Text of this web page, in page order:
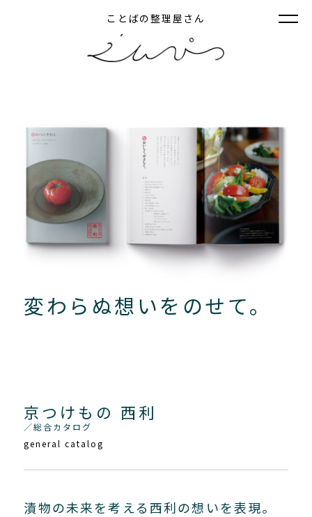
ことばの整理屋さん
変わらぬ想いをのせて。
京つけもの 西利
／総合カタログ
general catalog
漬物の未来を考える西利の想いを表現。